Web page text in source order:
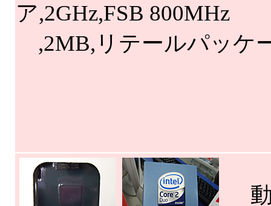
ア,2GHz,FSB 800MHz
,2MB,リテールパッケ
動